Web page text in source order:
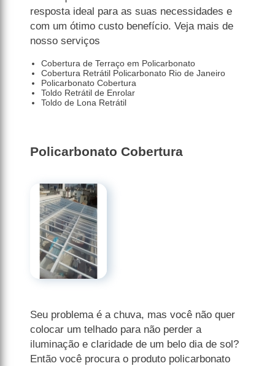
resposta ideal para as suas necessidades e
com um ótimo custo benefício. Veja mais de
nosso serviços
Cobertura de Terraço em Policarbonato
Cobertura Retrátil Policarbonato Rio de Janeiro
Policarbonato Cobertura
Toldo Retrátil de Enrolar
Toldo de Lona Retrátil
Policarbonato Cobertura
Seu problema é a chuva, mas você não quer
colocar um telhado para não perder a
iluminação e claridade de um belo dia de sol?
Então você procura o produto policarbonato